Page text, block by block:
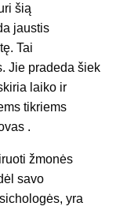
šią
jaustis
Tai
Jie pradeda šiek
laiko ir
tikriems
.
žmonės
savo
yra